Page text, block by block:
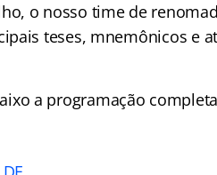
o nosso time de
teses, mnemônicos e
a programação